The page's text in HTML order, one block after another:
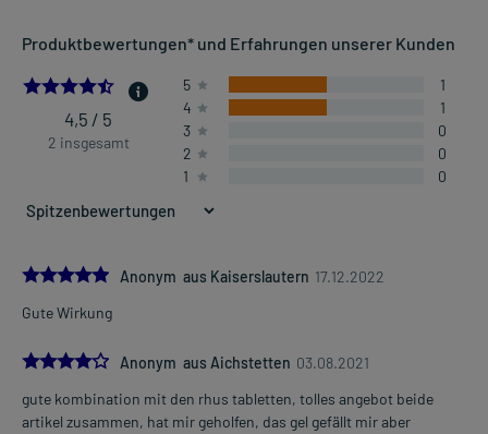
Produktbewertungen* und Erfahrungen unserer Kunden
4.5
4,5 / 5
2 insgesamt
5
1
4
1
3
0
2
0
1
0
5.0Anonym aus Kaiserslautern 17.12.2022
Gute Wirkung
4.0Anonym aus Aichstetten 03.08.2021
gute kombination mit den rhus tabletten, tolles angebot beide
artikel zusammen, hat mir geholfen, das gel gefällt mir aber